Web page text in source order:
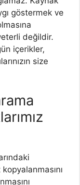
göstermek ve
değildir.
içerikler,
size